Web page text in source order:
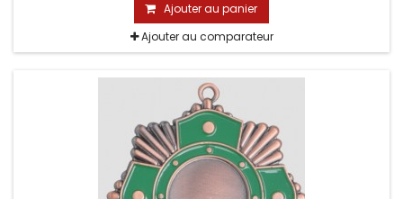
Ajouter au panier
Ajouter au comparateur